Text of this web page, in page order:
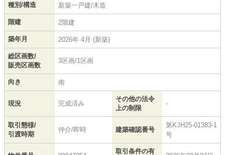
種別/構造 新築一戸建/木造
階建 2階建
築年月 2026年 4月 (新築)
総区画数/
販売区画数
3区画/1区画
向き 南
現況 完成済み
その他の法令
上の制限
-
取引態様/
引渡時期
仲介/即時 建築確認番号
第KJH25-01383-1
号
取引条件の有